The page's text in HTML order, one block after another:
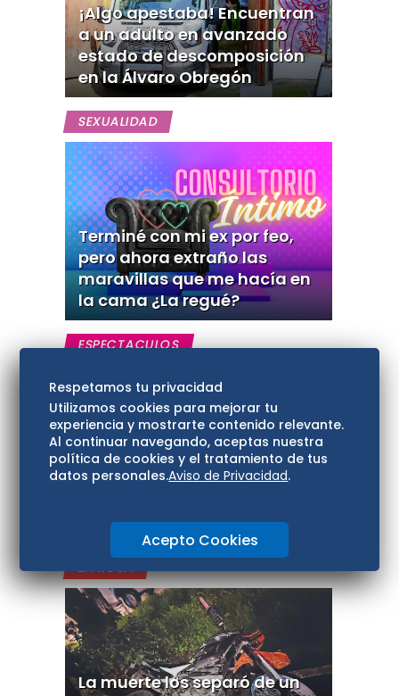
¡Algo apestaba! Encuentran
a un adulto en avanzado
estado de descomposición
en la Álvaro Obregón
SEXUALIDAD
Terminé con mi ex por feo,
pero ahora extraño las
maravillas que me hacía en
la cama ¿La regué?
ESPECTACULOS
¡Se pasa de cariñosa! Fan
semejante beso en la boca
LA ROJA
La muerte los separó de un
Respetamos tu privacidad
Utilizamos cookies para mejorar tu
experiencia y mostrarte contenido relevante.
Al continuar navegando, aceptas nuestra
política de cookies y el tratamiento de tus
datos personales.Aviso de Privacidad.
Acepto Cookies